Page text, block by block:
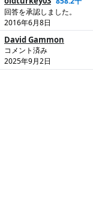
回答を承認しました。
2016年6月8日
David Gammon
コメント済み
2025年9月2日